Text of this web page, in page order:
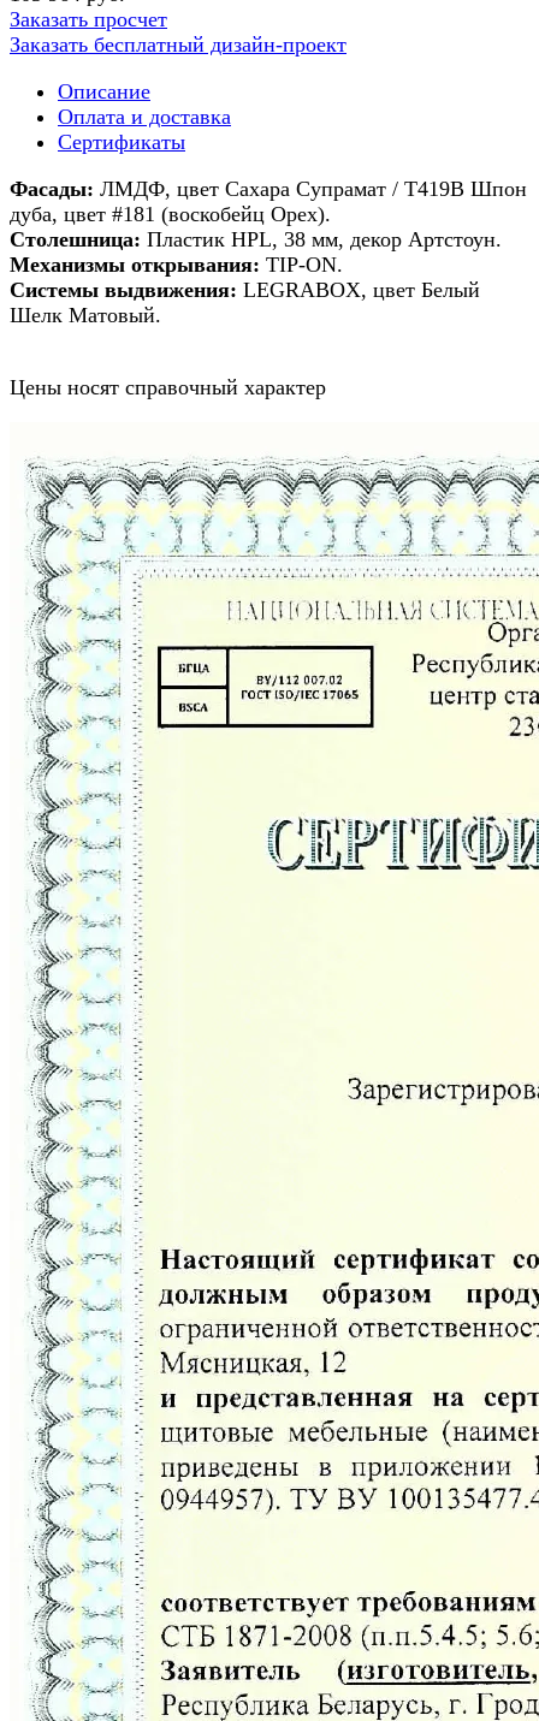
Заказать просчет
Заказать бесплатный дизайн-проект
Описание
Оплата и доставка
Сертификаты
Фасады: ЛМДФ, цвет Сахара Супрамат / Т419В Шпон
дуба, цвет #181 (воскобейц Орех).
Столешница: Пластик HPL, 38 мм, декор Артстоун.
Механизмы открывания: TIP-ON.
Системы выдвижения: LEGRABOX, цвет Белый
Шелк Матовый.
Цены носят справочный характер